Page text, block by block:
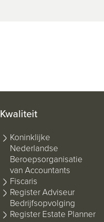
Kwaliteit
Koninklijke
Nederlandse
Beroepsorganisatie
van Accountants
Fiscaris
Register Adviseur
Bedrijfsopvolging
Register Estate Planner